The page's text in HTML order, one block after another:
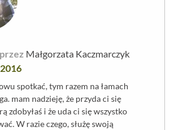
Małgorzata Kaczmarczyk
spotkać, tym razem na łamach
mam nadzieję, że przyda ci się
zdobyłaś i że uda ci się wszystko
W razie czego, służę swoją